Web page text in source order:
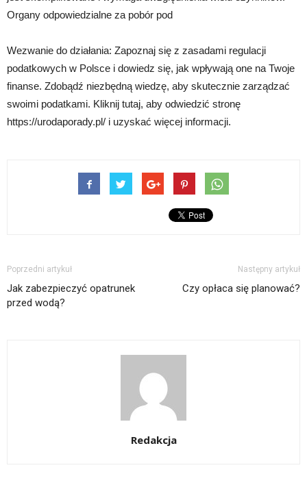
Organy odpowiedzialne za pobór pod
Wezwanie do działania: Zapoznaj się z zasadami regulacji
podatkowych w Polsce i dowiedz się, jak wpływają one na Twoje
finanse. Zdobądź niezbędną wiedzę, aby skutecznie zarządzać
swoimi podatkami. Kliknij tutaj, aby odwiedzić stronę
https://urodaporady.pl/ i uzyskać więcej informacji.
Poprzedni artykuł
Jak zabezpieczyć opatrunek
przed wodą?
Następny artykuł
Czy opłaca się planować?
Redakcja